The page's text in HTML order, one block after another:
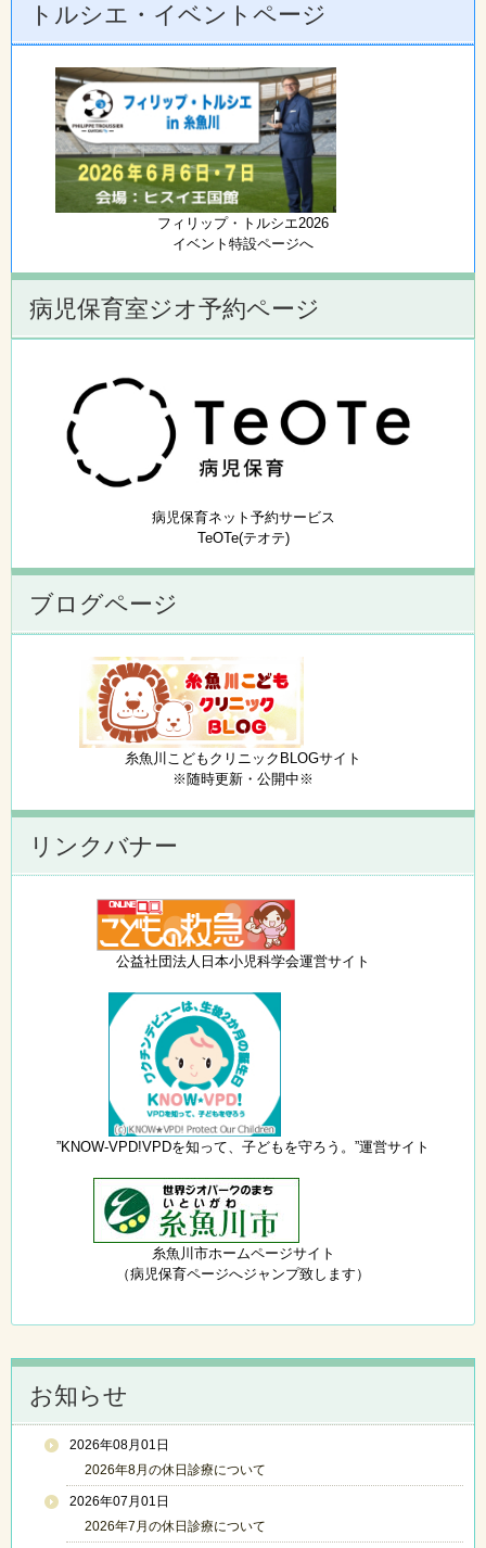
トルシエ・イベントページ
フィリップ・トルシエ2026
イベント特設ページへ
病児保育室ジオ予約ページ
病児保育ネット予約サービス
TeOTe(テオテ)
ブログページ
糸魚川こどもクリニックBLOGサイト
※随時更新・公開中※
リンクバナー
公益社団法人日本小児科学会運営サイト
”KNOW-VPD!VPDを知って、子どもを守ろう。”運営サイト
糸魚川市ホームページサイト
（病児保育ページへジャンプ致します）
お知らせ
2026年08月01日
2026年8月の休日診療について
2026年07月01日
2026年7月の休日診療について